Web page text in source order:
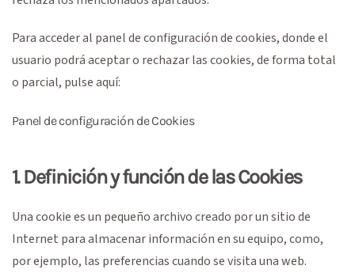
Para acceder al panel de configuración de cookies, donde el
usuario podrá aceptar o rechazar las cookies, de forma total
o parcial, pulse aquí:
Panel de configuración de Cookies
1. Definición y función de las Cookies
Una cookie es un pequeño archivo creado por un sitio de
Internet para almacenar información en su equipo, como,
por ejemplo, las preferencias cuando se visita una web.